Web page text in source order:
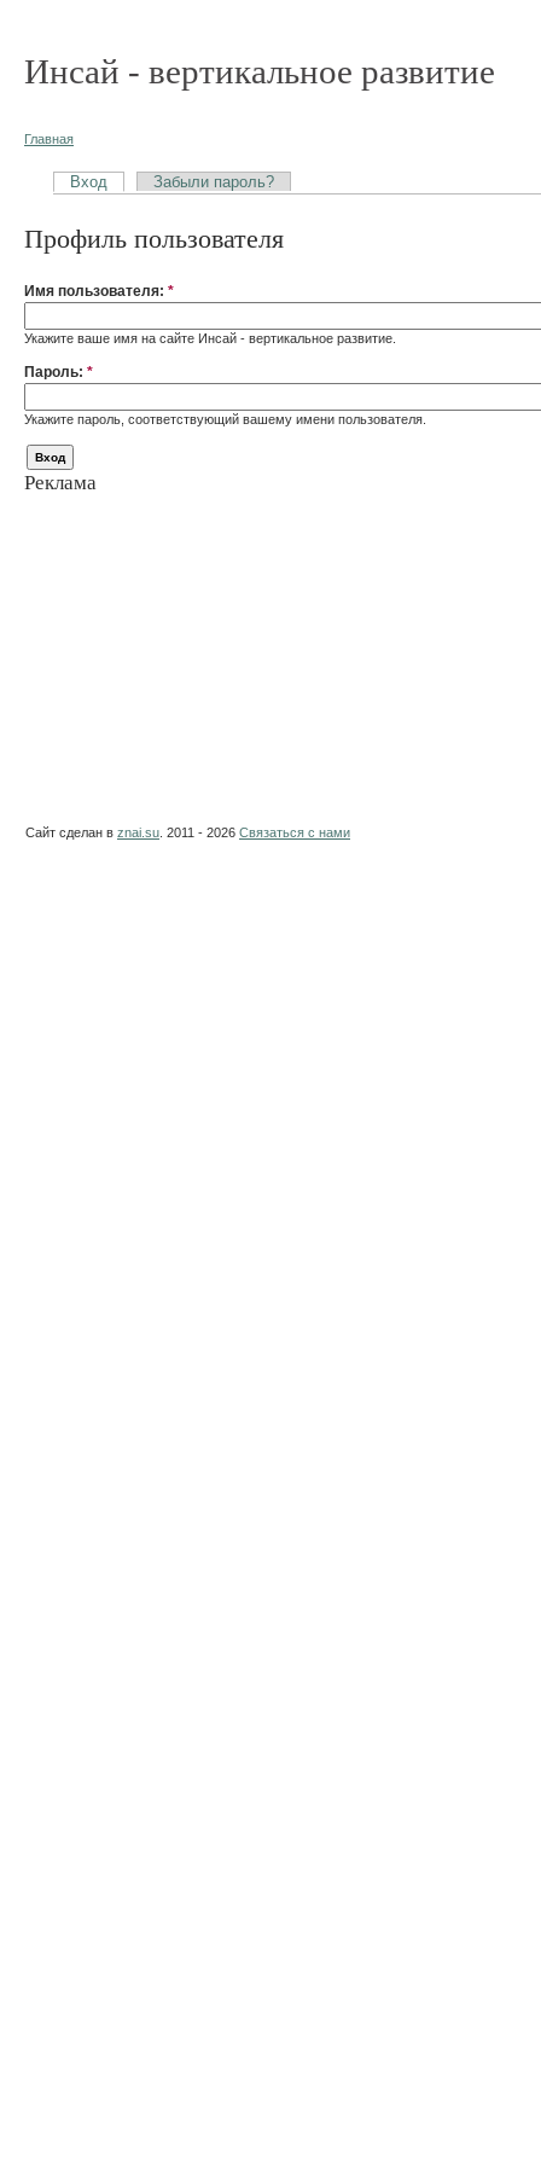
Инсай - вертикальное развитие
Главная
Вход Забыли пароль?
Профиль пользователя
Имя пользователя: *
Укажите ваше имя на сайте Инсай - вертикальное развитие.
Пароль: *
Укажите пароль, соответствующий вашему имени пользователя.
Реклама
Сайт сделан в znai.su . 2011 - 2026 Связаться с нами